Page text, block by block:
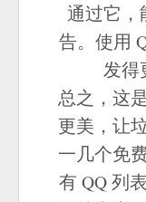
通过它，
告。使用
发得
总之，这
更美，让
一几个免
有 QQ 列